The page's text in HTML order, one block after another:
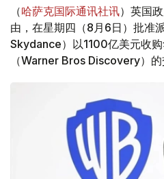
（哈萨克国际通讯社讯）英国
由，在星期四（8月6日）批准
Skydance）以1100亿美元收
（Warner Bros Discovery）的